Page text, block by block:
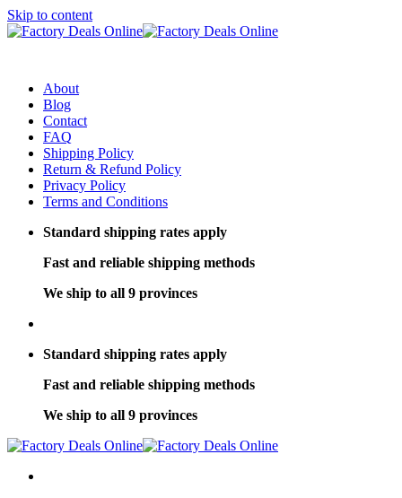
Skip to content
About
Blog
Contact
FAQ
Shipping Policy
Return & Refund Policy
Privacy Policy
Terms and Conditions
Standard shipping rates apply
Fast and reliable shipping methods
We ship to all 9 provinces
Standard shipping rates apply
Fast and reliable shipping methods
We ship to all 9 provinces